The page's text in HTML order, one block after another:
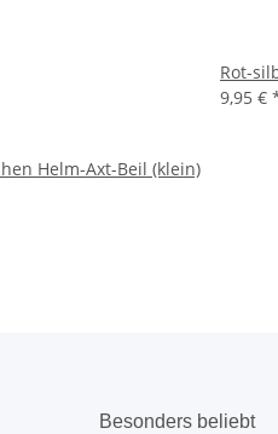
Helm-Axt-Beil (klein)
Rot-
9,95 €
Besonders beliebt